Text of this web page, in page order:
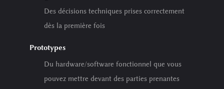
Des décisions techniques prises correctement
dès la première fois
Prototypes
Du hardware/software fonctionnel que vous
pouvez mettre devant des parties prenantes